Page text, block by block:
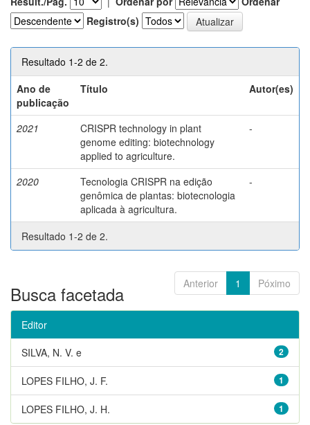
Registro(s)
Resultado 1-2 de 2.
Ano de
publicação
Título Autor(es)
2021
CRISPR technology in plant
genome editing: biotechnology
applied to agriculture.
-
2020
Tecnologia CRISPR na edição
genômica de plantas: biotecnologia
aplicada à agricultura.
-
Resultado 1-2 de 2.
Anterior 1 Póximo
Busca facetada
Editor
2
SILVA, N. V. e
1
LOPES FILHO, J. F.
1
LOPES FILHO, J. H.